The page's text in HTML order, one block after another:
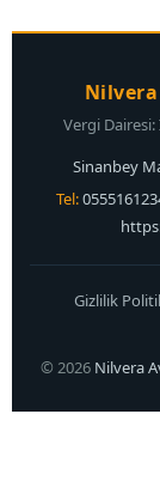
Vergi Dairesi:
Sinanbey
Tel:
Gizlilik
© 2026 Nilvera